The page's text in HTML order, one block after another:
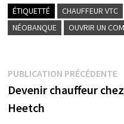
o
o
er l
ge
r
ÉTIQUETTÉ CHAUFFEUR VTC
NÉOBANQUE
OUVRIR UN
PUBLICATION PRÉCÉDENTE
Devenir chauffeur chez
Heetch